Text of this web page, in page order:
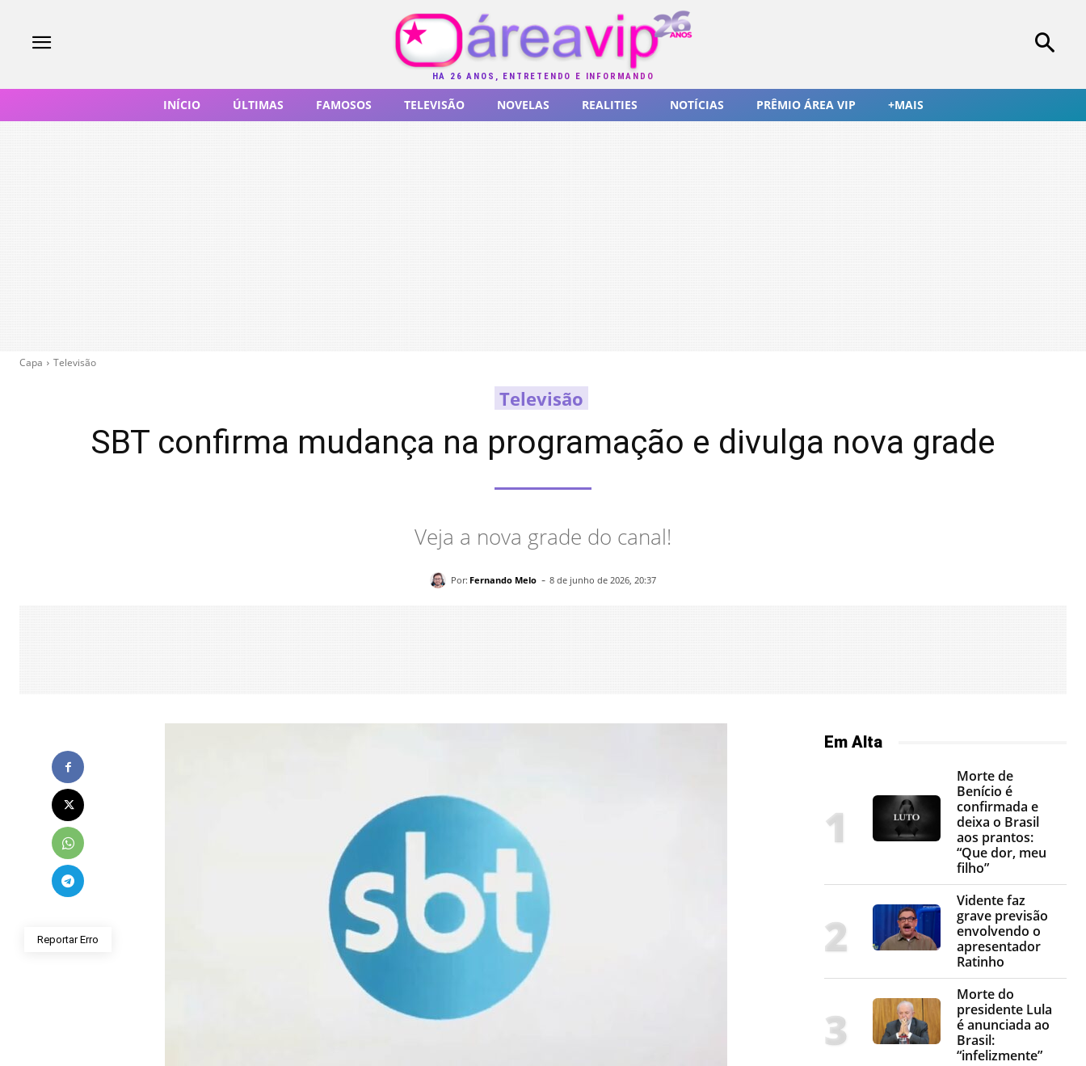
HÁ 26 ANOS, ENTRETENDO E INFORMANDO
INÍCIO ÚLTIMAS FAMOSOS TELEVISÃO NOVELAS REALITIES NOTÍCIAS PRÊMIO ÁREA VIP +MAIS
Capa Televisão
Televisão
SBT confirma mudança na programação e divulga nova grade
Veja a nova grade do canal!
Por: Fernando Melo - 8 de junho de 2026, 20:37
Reportar Erro
Em Alta
Morte de
Benício é
confirmada e
deixa o Brasil
aos prantos:
“Que dor, meu
filho”
Vidente faz
grave previsão
envolvendo o
apresentador
Ratinho
Morte do
presidente Lula
é anunciada ao
Brasil:
“infelizmente”